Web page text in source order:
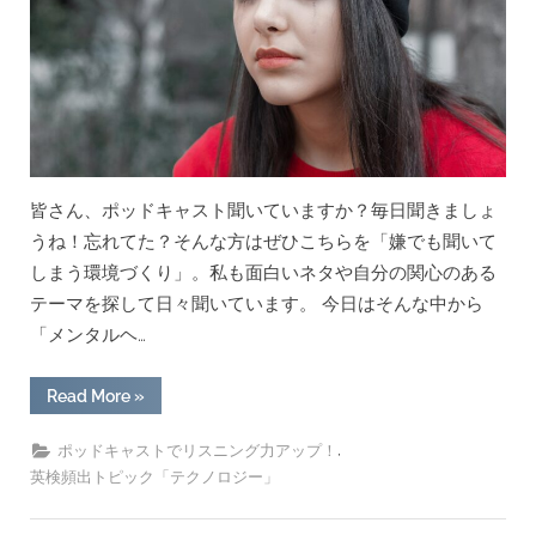
時
は？”
皆さん、ポッドキャスト聞いていますか？毎日聞きましょ
うね！忘れてた？そんな方はぜひこちらを「嫌でも聞いて
しまう環境づくり」。私も面白いネタや自分の関心のある
テーマを探して日々聞いています。 今日はそんな中から
「メンタルヘ…
Read More“き
っ
共
感！
「メ
»
ポッドキャストでリスニング力アップ！ ,
英検頻出トピック「テクノロジー」